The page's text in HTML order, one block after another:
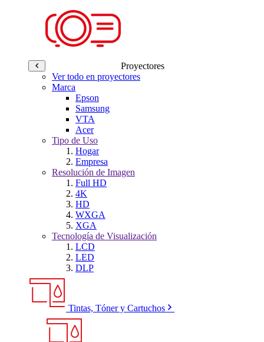
Proyectores
Ver todo en proyectores
Marca
Epson
Samsung
VTA
Acer
Tipo de Uso
Hogar
Empresa
Resolución de Imagen
Full HD
4K
HD
WXGA
XGA
Tecnología de Visualización
LCD
LED
DLP
Tintas, Tóner y Cartuchos